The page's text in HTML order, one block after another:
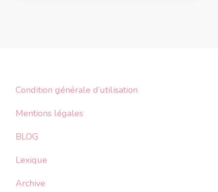
Condition générale d’utilisation
Mentions légales
BLOG
Lexique
Archive